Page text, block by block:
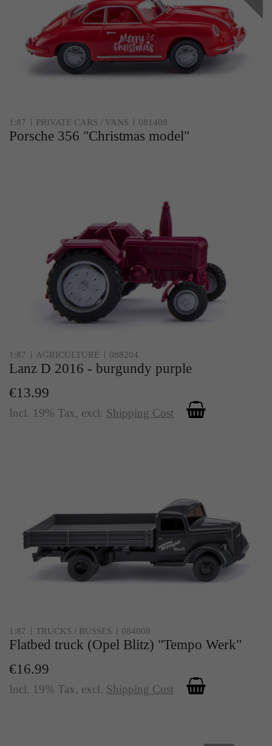
1:87 PRIVATE CARS / VANS 081408
Porsche 356 "Christmas model"
1:87 AGRICULTURE 088204
Lanz D 2016 - burgundy purple
€13.99
Incl. 19% Tax, excl. Shipping Cost
1:87 TRUCKS / BUSSES 084008
Flatbed truck (Opel Blitz) "Tempo Werk"
€16.99
Incl. 19% Tax, excl. Shipping Cost